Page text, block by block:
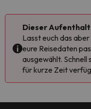
Dieser
Lasst euch das
eure Reisedaten
ausgewählt. Schnell
für kurze Zeit